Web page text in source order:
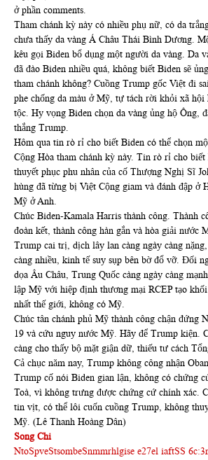
ở phần comments.
Tham chánh kỳ này có nhiều phụ nữ, có da
chưa thấy da vàng Á Châu Thái Bình Dương.
kêu gọi Biden bổ dụng một người da vàng. Da
đã đào Biden nhiều quá, không biết Biden sẽ
tham chánh không? Cuồng Trump gốc Việt đi
phe chống da màu ở Mỹ, tự tách rời khỏi xã hội
tộc. Hy vọng Biden chọn da vàng ủng hộ Ông,
thắng Trump.
Hôm qua tin rò rỉ cho biết Biden có thể chọn
Cộng Hòa tham chánh kỳ này. Tin rò rỉ cho biết
thuyết phục phu nhân của cố Thượng Nghị Sĩ
hùng đã từng bị Việt Cộng giam và đánh đập ở
Mỹ ở Anh.
Chúc Biden-Kamala Harris thành công. Thành
đoàn kết, thành công hàn gắn và hòa giải nước
Trump cai trị, dịch lây lan càng ngày càng
càng nhiều, kinh tế suy sụp bên bờ đổ vỡ. Đối
dọa Âu Châu, Trung Quốc càng ngày càng
lập Mỹ với hiệp định thương mại RCEP tạo
nhất thế giới, không có Mỹ.
Chúc tân chánh phủ Mỹ thành công chận đứng
19 và cứu nguy nước Mỹ. Hãy để Trump kiện.
càng cho thấy bộ mặt giận dữ, thiếu tư cách
Cả chục năm nay, Trump không công nhận
Trump cố nói Biden gian lận, không có chứng
Toà, vì không trưng được chứng cứ chính xác.
tin vịt, có thể lôi cuốn cuồng Trump, không
Mỹ. (Lê Thanh Hoàng Dân)
Song Chi
NtoSpveStsombeSnmmrhlgise e27el iaftSS